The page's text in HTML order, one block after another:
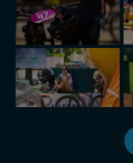
nowo...